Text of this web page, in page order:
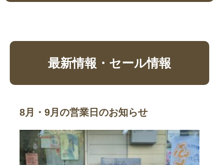
最新情報・セール情報
8月・9月の営業日のお知らせ